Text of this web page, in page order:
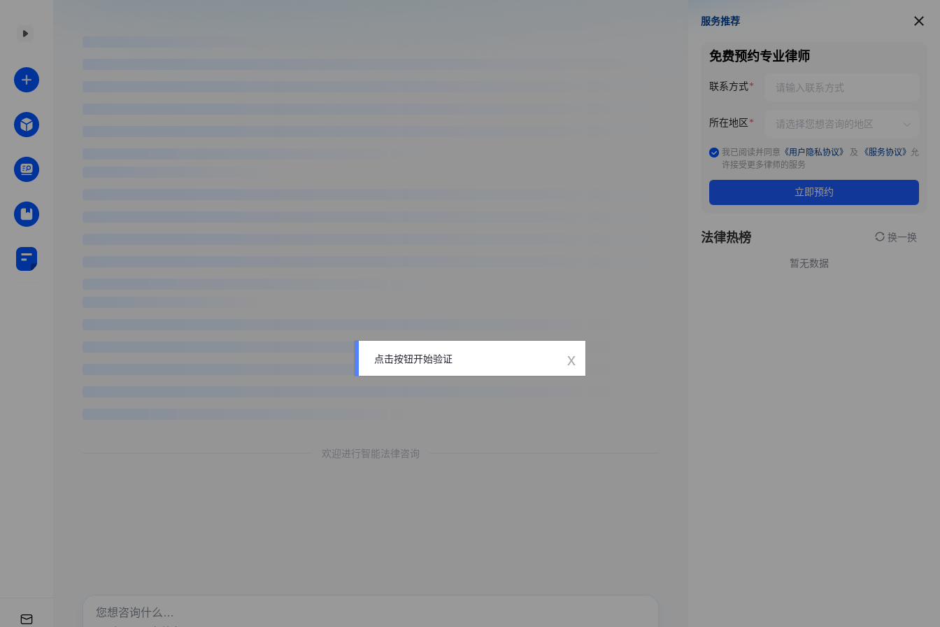
欢迎进行智能法律咨询
服务推荐
服务推荐
免费预约专业律师
联系方式
所在地区
我已阅读并同意 《用户隐私协议》 及 《服务协议》 允
许接受更多律师的服务
立即预约
法律热榜 换一换
暂无数据
点击按钮开始验证 x